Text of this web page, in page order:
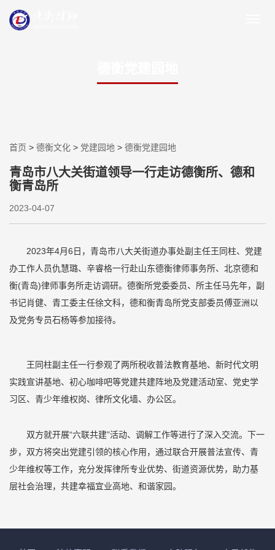
首页 > 德衡文化 > 党建园地 > 德衡党建园地
青岛市八大关街道领导一行走访德衡所、德和
衡青岛所
2023-04-07
2023年4月6日，青岛市八大关街道办事处副主任王同柱、党建
办工作人员仇慧璐、辛睿格一行赴山东德衡律师事务所、北京德和
衡(青岛)律师事务所走访调研。德衡所党委委员、所主任马先年，副
书记肖健、青工委主任徐文科，德和衡青岛所党支部委员傅亚洲以
及党务专员石杨等参加接待。
王同柱副主任一行参观了两所税收普法教育基地、新时代文明
实践宣讲基地、初心咖啡吧等党建共建阵地及党建活动室、党史学
习区、青少年维权岗、律所文化墙、办公区。
双方就开展“六联共建”活动、调解工作等进行了深入交流。下一
步，双方将突出党建引领的核心作用，通过联合开展普法宣传、青
少年维权等工作，充分发挥律所专业优势、街道资源优势，助力基
层社会治理，共建幸福宜业高地、和谐家园。